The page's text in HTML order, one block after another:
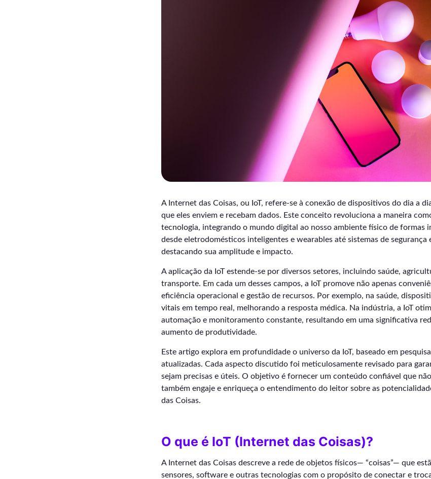
A Internet das Coisas, ou IoT, refere-se à conexão de dispositivos do dia a
que eles enviem e recebam dados. Este conceito revoluciona a maneira
tecnologia, integrando o mundo digital ao nosso ambiente físico de formas
desde eletrodomésticos inteligentes e wearables até sistemas de segurança
destacando sua amplitude e impacto.
A aplicação da IoT estende-se por diversos setores, incluindo saúde,
transporte. Em cada um desses campos, a IoT promove não apenas
eficiência operacional e gestão de recursos. Por exemplo, na saúde,
vitais em tempo real, melhorando a resposta médica. Na indústria, a IoT
automação e monitoramento constante, resultando em uma significativa
aumento de produtividade.
Este artigo explora em profundidade o universo da IoT, baseado em
atualizadas. Cada aspecto discutido foi meticulosamente revisado para
sejam precisas e úteis. O objetivo é fornecer um conteúdo confiável que
também engaje e enriqueça o entendimento do leitor sobre as
das Coisas.
O que é IoT (Internet das Coisas)?
A Internet das Coisas descreve a rede de objetos físicos— “coisas”— que
sensores, software e outras tecnologias com o propósito de conectar e